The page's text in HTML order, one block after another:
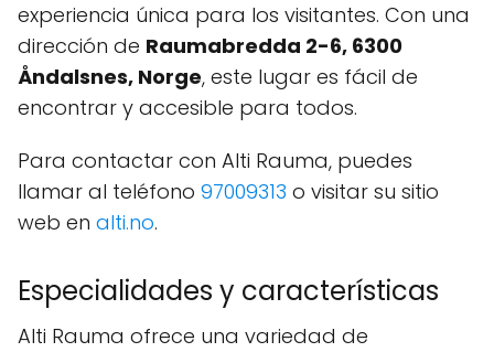
experiencia única para los visitantes. Con una
dirección de Raumabredda 2-6, 6300
Åndalsnes, Norge, este lugar es fácil de
encontrar y accesible para todos.
Para contactar con Alti Rauma, puedes
llamar al teléfono 97009313 o visitar su sitio
web en alti.no.
Especialidades y características
Alti Rauma ofrece una variedad de